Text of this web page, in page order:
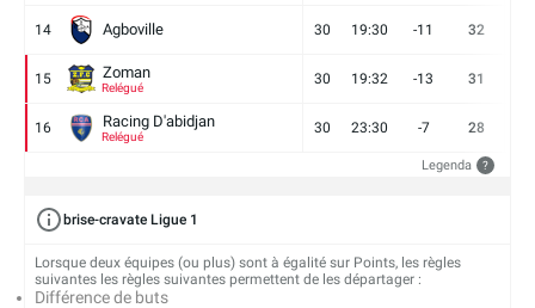
14 Agboville 30 19:30 -11 32
15 Zoman
Relégué
30 19:32 -13 31
16 Racing D'abidjan
Relégué
30 23:30 -7 28
Legenda ?
brise-cravate Ligue 1
Lorsque deux équipes (ou plus) sont à égalité sur Points, les règles
suivantes les règles suivantes permettent de les départager :
Différence de buts